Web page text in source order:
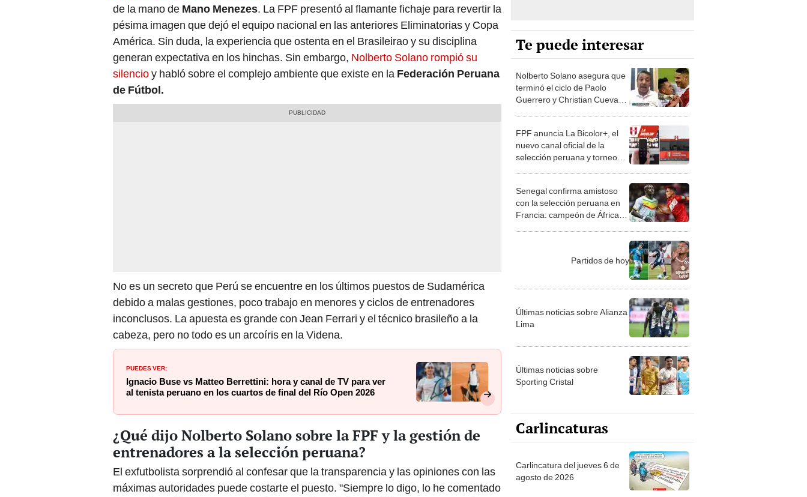
de la mano de Mano Menezes. La FPF presentó al flamante fichaje para revertir la
pésima imagen que dejó el equipo nacional en las anteriores Eliminatorias y Copa
América. Sin duda, la experiencia que ostenta en el Brasileirao y su disciplina
generan expectativa en los hinchas. Sin embargo, Nolberto Solano rompió su
silencioy habló sobre el complejo ambiente que existe en la Federación Peruana
de Fútbol.
No es un secreto que Perú se encuentre en los últimos puestos de Sudamérica
debido a malas gestiones, poco trabajo en menores y ciclos de entrenadores
inconclusos. La apuesta es grande con Jean Ferrari y el técnico brasileño a la
cabeza, pero no todo es un arcoíris en la Videna.
PUEDES VER:
Ignacio Buse vs Matteo Berrettini: hora y canal de TV para ver
al tenista peruano en los cuartos de final del Río Open 2026
¿Qué dijo Nolberto Solano sobre la FPF y la gestión de
entrenadores a la selección peruana?
El exfutbolista sorprendió al confesar que la transparencia y las opiniones con las
máximas autoridades puede costarte el puesto. "Siempre lo digo, lo he comentado
Te puede interesar
Nolberto Solano asegura que
terminó el ciclo de Paolo
Guerrero y Christian Cueva
FPF anuncia La Bicolor+, el
nuevo canal oficial de la
selección peruana y torneos
Senegal confirma amistoso
con la selección peruana en
Francia: campeón de África
Partidos de hoy
Últimas noticias sobre Alianza
Lima
Últimas noticias sobre
Sporting Cristal
Carlincaturas
Carlincatura del jueves 6 de
agosto de 2026